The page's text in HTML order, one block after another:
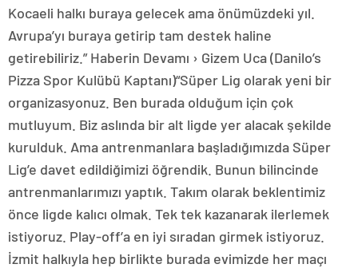
Kocaeli halkı buraya gelecek ama önümüzdeki yıl.
Avrupa’yı buraya getirip tam destek haline
getirebiliriz.” Haberin Devamı › Gizem Uca (Danilo’s
Pizza Spor Kulübü Kaptanı)“Süper Lig olarak yeni bir
organizasyonuz. Ben burada olduğum için çok
mutluyum. Biz aslında bir alt ligde yer alacak şekilde
kurulduk. Ama antrenmanlara başladığımızda Süper
Lig’e davet edildiğimizi öğrendik. Bunun bilincinde
antrenmanlarımızı yaptık. Takım olarak beklentimiz
önce ligde kalıcı olmak. Tek tek kazanarak ilerlemek
istiyoruz. Play-off’a en iyi sıradan girmek istiyoruz.
İzmit halkıyla hep birlikte burada evimizde her maçı